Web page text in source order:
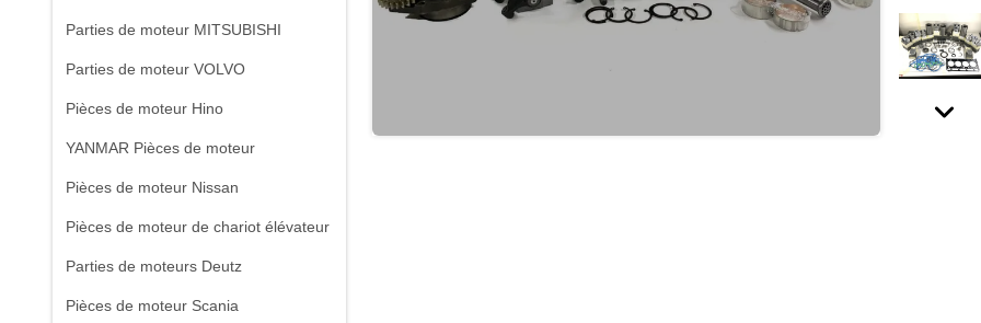
Parties de moteur MITSUBISHI
Parties de moteur VOLVO
Pièces de moteur Hino
YANMAR Pièces de moteur
Pièces de moteur Nissan
Pièces de moteur de chariot élévateur
Parties de moteurs Deutz
Pièces de moteur Scania